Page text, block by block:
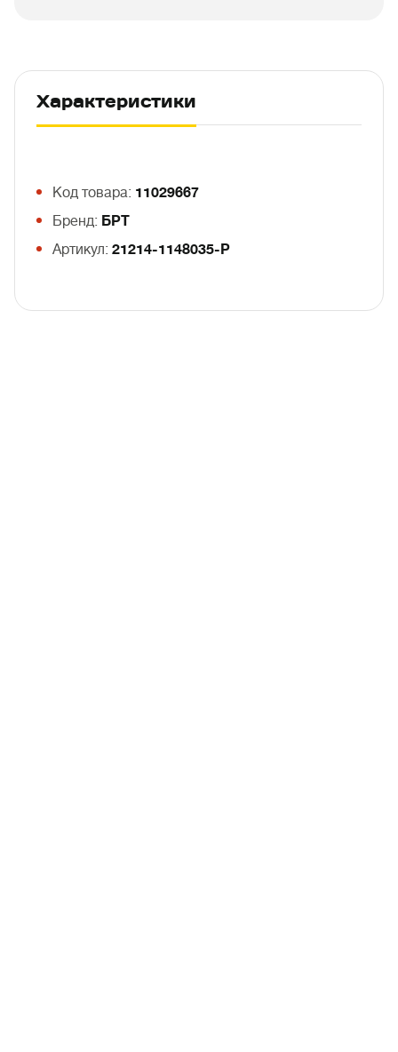
Характеристики
Код товара: 11029667
Бренд: БРТ
Артикул: 21214-1148035-Р